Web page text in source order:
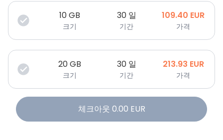
10GB
크기
30 일
기간
109.40 EUR
가격
20GB
크기
30 일
기간
213.93 EUR
가격
체크아웃 0.00 EUR